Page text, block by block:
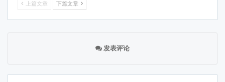
上篇文章 下篇文章
发表评论